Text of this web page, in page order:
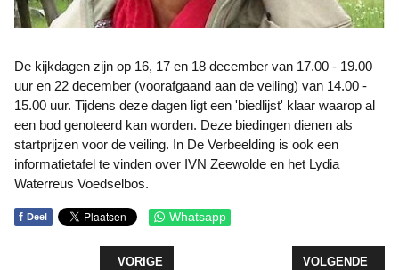
De kijkdagen zijn op 16, 17 en 18 december van 17.00 - 19.00
uur en 22 december (voorafgaand aan de veiling) van 14.00 -
15.00 uur. Tijdens deze dagen ligt een 'biedlijst' klaar waarop al
een bod genoteerd kan worden. Deze biedingen dienen als
startprijzen voor de veiling. In De Verbeelding is ook een
informatietafel te vinden over IVN Zeewolde en het Lydia
Waterreus Voedselbos.
f Deel Whatsapp
VORIG ARTIKEL: DEEL FIETSPAD DOOR STILLE
VORIGE VOLGENDE
VOLGENDE